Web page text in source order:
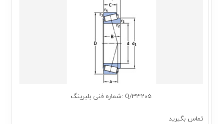
33205/Q :شماره فنی بلبرینگ
تماس بگیرید